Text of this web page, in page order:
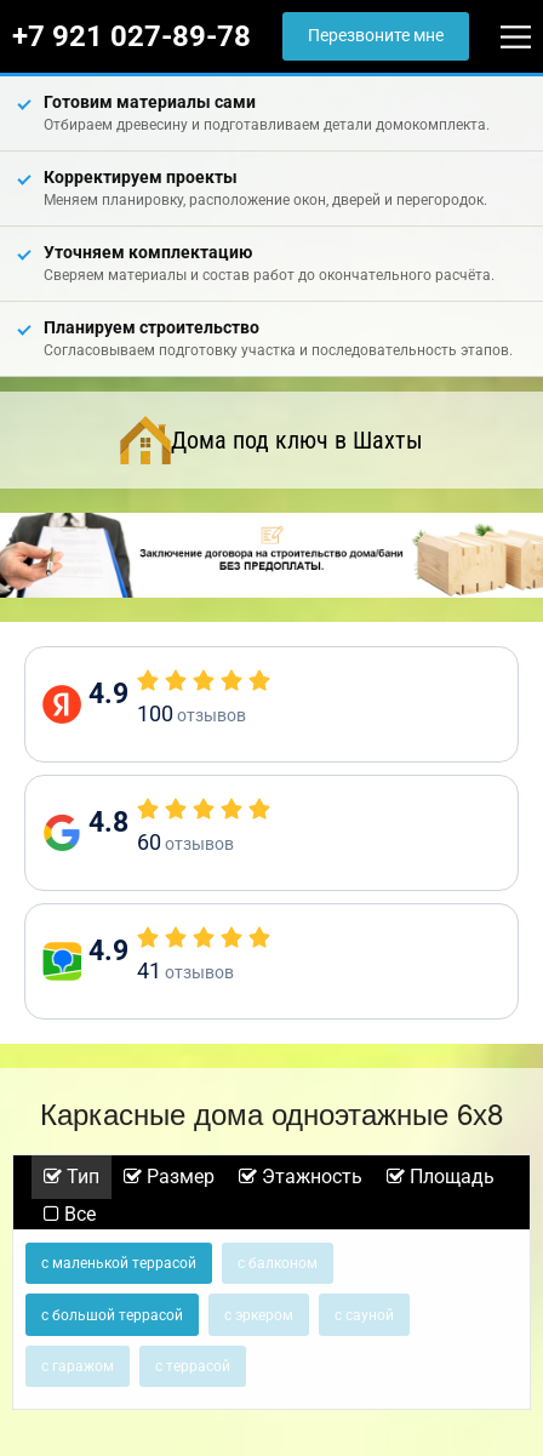
+7 921 027-89-78 Перезвоните мне
Готовим материалы сами
Отбираем древесину и подготавливаем детали домокомплекта.
Корректируем проекты
Меняем планировку, расположение окон, дверей и перегородок.
Уточняем комплектацию
Сверяем материалы и состав работ до окончательного расчёта.
Планируем строительство
Согласовываем подготовку участка и последовательность этапов.
Дома под ключ в Шахты
4.9
100отзывов
4.8
60отзывов
4.9
41 отзывов
Каркасные дома одноэтажные 6х8
Тип Размер Этажность
Площадь
Все
с маленькой террасой с балконом
с большой террасой с эркером с сауной
с гаражом с террасой